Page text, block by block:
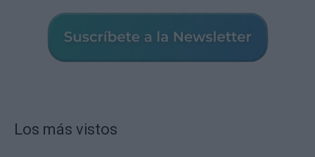
Los más vistos